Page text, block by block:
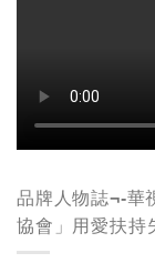
品牌人物誌¬-華
協會」用愛扶持